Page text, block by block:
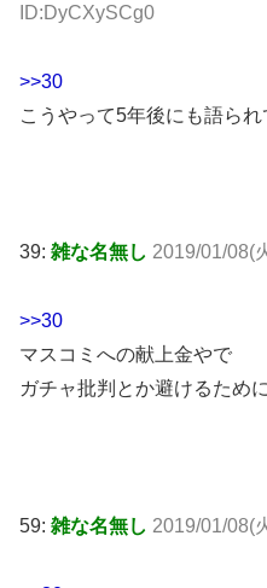
ID:DyCXySCg0
>>30
こうやって5年後にも語ら
39: 雑な名無し 2019/01/08(
>>30
マスコミへの献上金やで
ガチャ批判とか避けるため
59: 雑な名無し 2019/01/08(